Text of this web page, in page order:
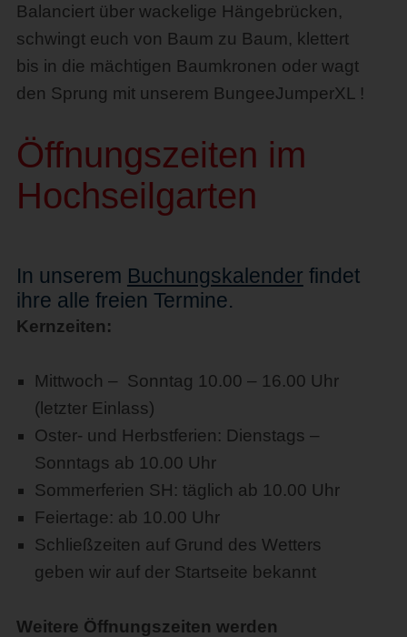
Balanciert über wackelige Hängebrücken,
schwingt euch von Baum zu Baum, klettert
bis in die mächtigen Baumkronen oder wagt
den Sprung mit unserem BungeeJumperXL !
Öffnungszeiten im
Hochseilgarten
In unserem Buchungskalender findet
ihre alle freien Termine.
Kernzeiten:
Mittwoch – Sonntag 10.00 – 16.00 Uhr
(letzter Einlass)
Oster- und Herbstferien: Dienstags –
Sonntags ab 10.00 Uhr
Sommerferien SH: täglich ab 10.00 Uhr
Feiertage: ab 10.00 Uhr
Schließzeiten auf Grund des Wetters
geben wir auf der Startseite bekannt
Weitere Öffnungszeiten werden